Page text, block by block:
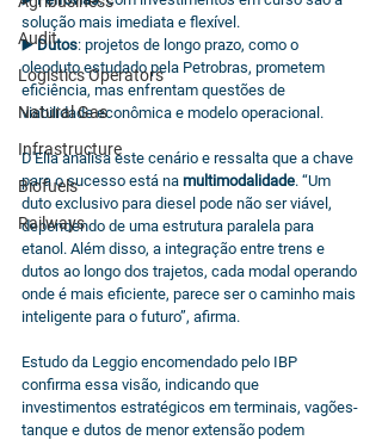
Audit
Logistics Operators
Natural Gas
Infrastructure
Biofuels
Railways
solução mais imediata e flexível.
▶️ Dutos: projetos de longo prazo, como o
oleoduto estudado pela Petrobras, prometem
eficiência, mas enfrentam questões de
viabilidade econômica e modelo operacional.
D'Elia analisa este cenário e ressalta que a chave
para o sucesso está na multimodalidade. “Um
duto exclusivo para diesel pode não ser viável,
dependendo de uma estrutura paralela para
etanol. Além disso, a integração entre trens e
dutos ao longo dos trajetos, cada modal operando
onde é mais eficiente, parece ser o caminho mais
inteligente para o futuro”, afirma.
Estudo da Leggio encomendado pelo IBP
confirma essa visão, indicando que
investimentos estratégicos em terminais, vagões-
tanque e dutos de menor extensão podem